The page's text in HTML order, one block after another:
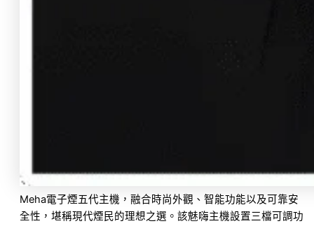
Meha電子煙五代主機，融合時尚外觀、智能功能以及可靠安
全性，堪稱現代煙民的理想之選。該魅嗨主機設置三檔可調功